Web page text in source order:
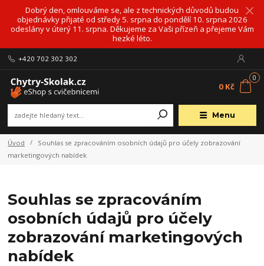
Dobrý den, omlouváme se, ale z technických důvodů budou
objednávky přijaté od středy 5. srpna do pondělí 10. srpna 2026
odeslány v úterý 11. srpna. Děkujeme za Vaši přízeň a přejeme Vám
hezké léto.
Menu
+420 702 302 302
0
0 Kč
Úvod
Souhlas se zpracováním osobních údajů pro účely zobrazování
marketingových nabídek
Souhlas se zpracováním
osobních údajů pro účely
zobrazování marketingových
nabídek